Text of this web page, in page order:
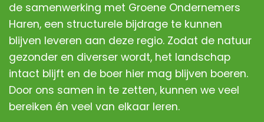
de samenwerking met Groene Ondernemers
Haren, een structurele bijdrage te kunnen
blijven leveren aan deze regio. Zodat de natuur
gezonder en diverser wordt, het landschap
intact blijft en de boer hier mag blijven boeren.
Door ons samen in te zetten, kunnen we veel
bereiken én veel van elkaar leren.